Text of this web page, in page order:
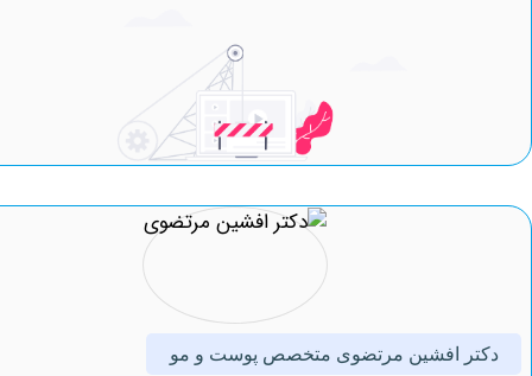
افشین مرتضوی متخصص پوست و مو